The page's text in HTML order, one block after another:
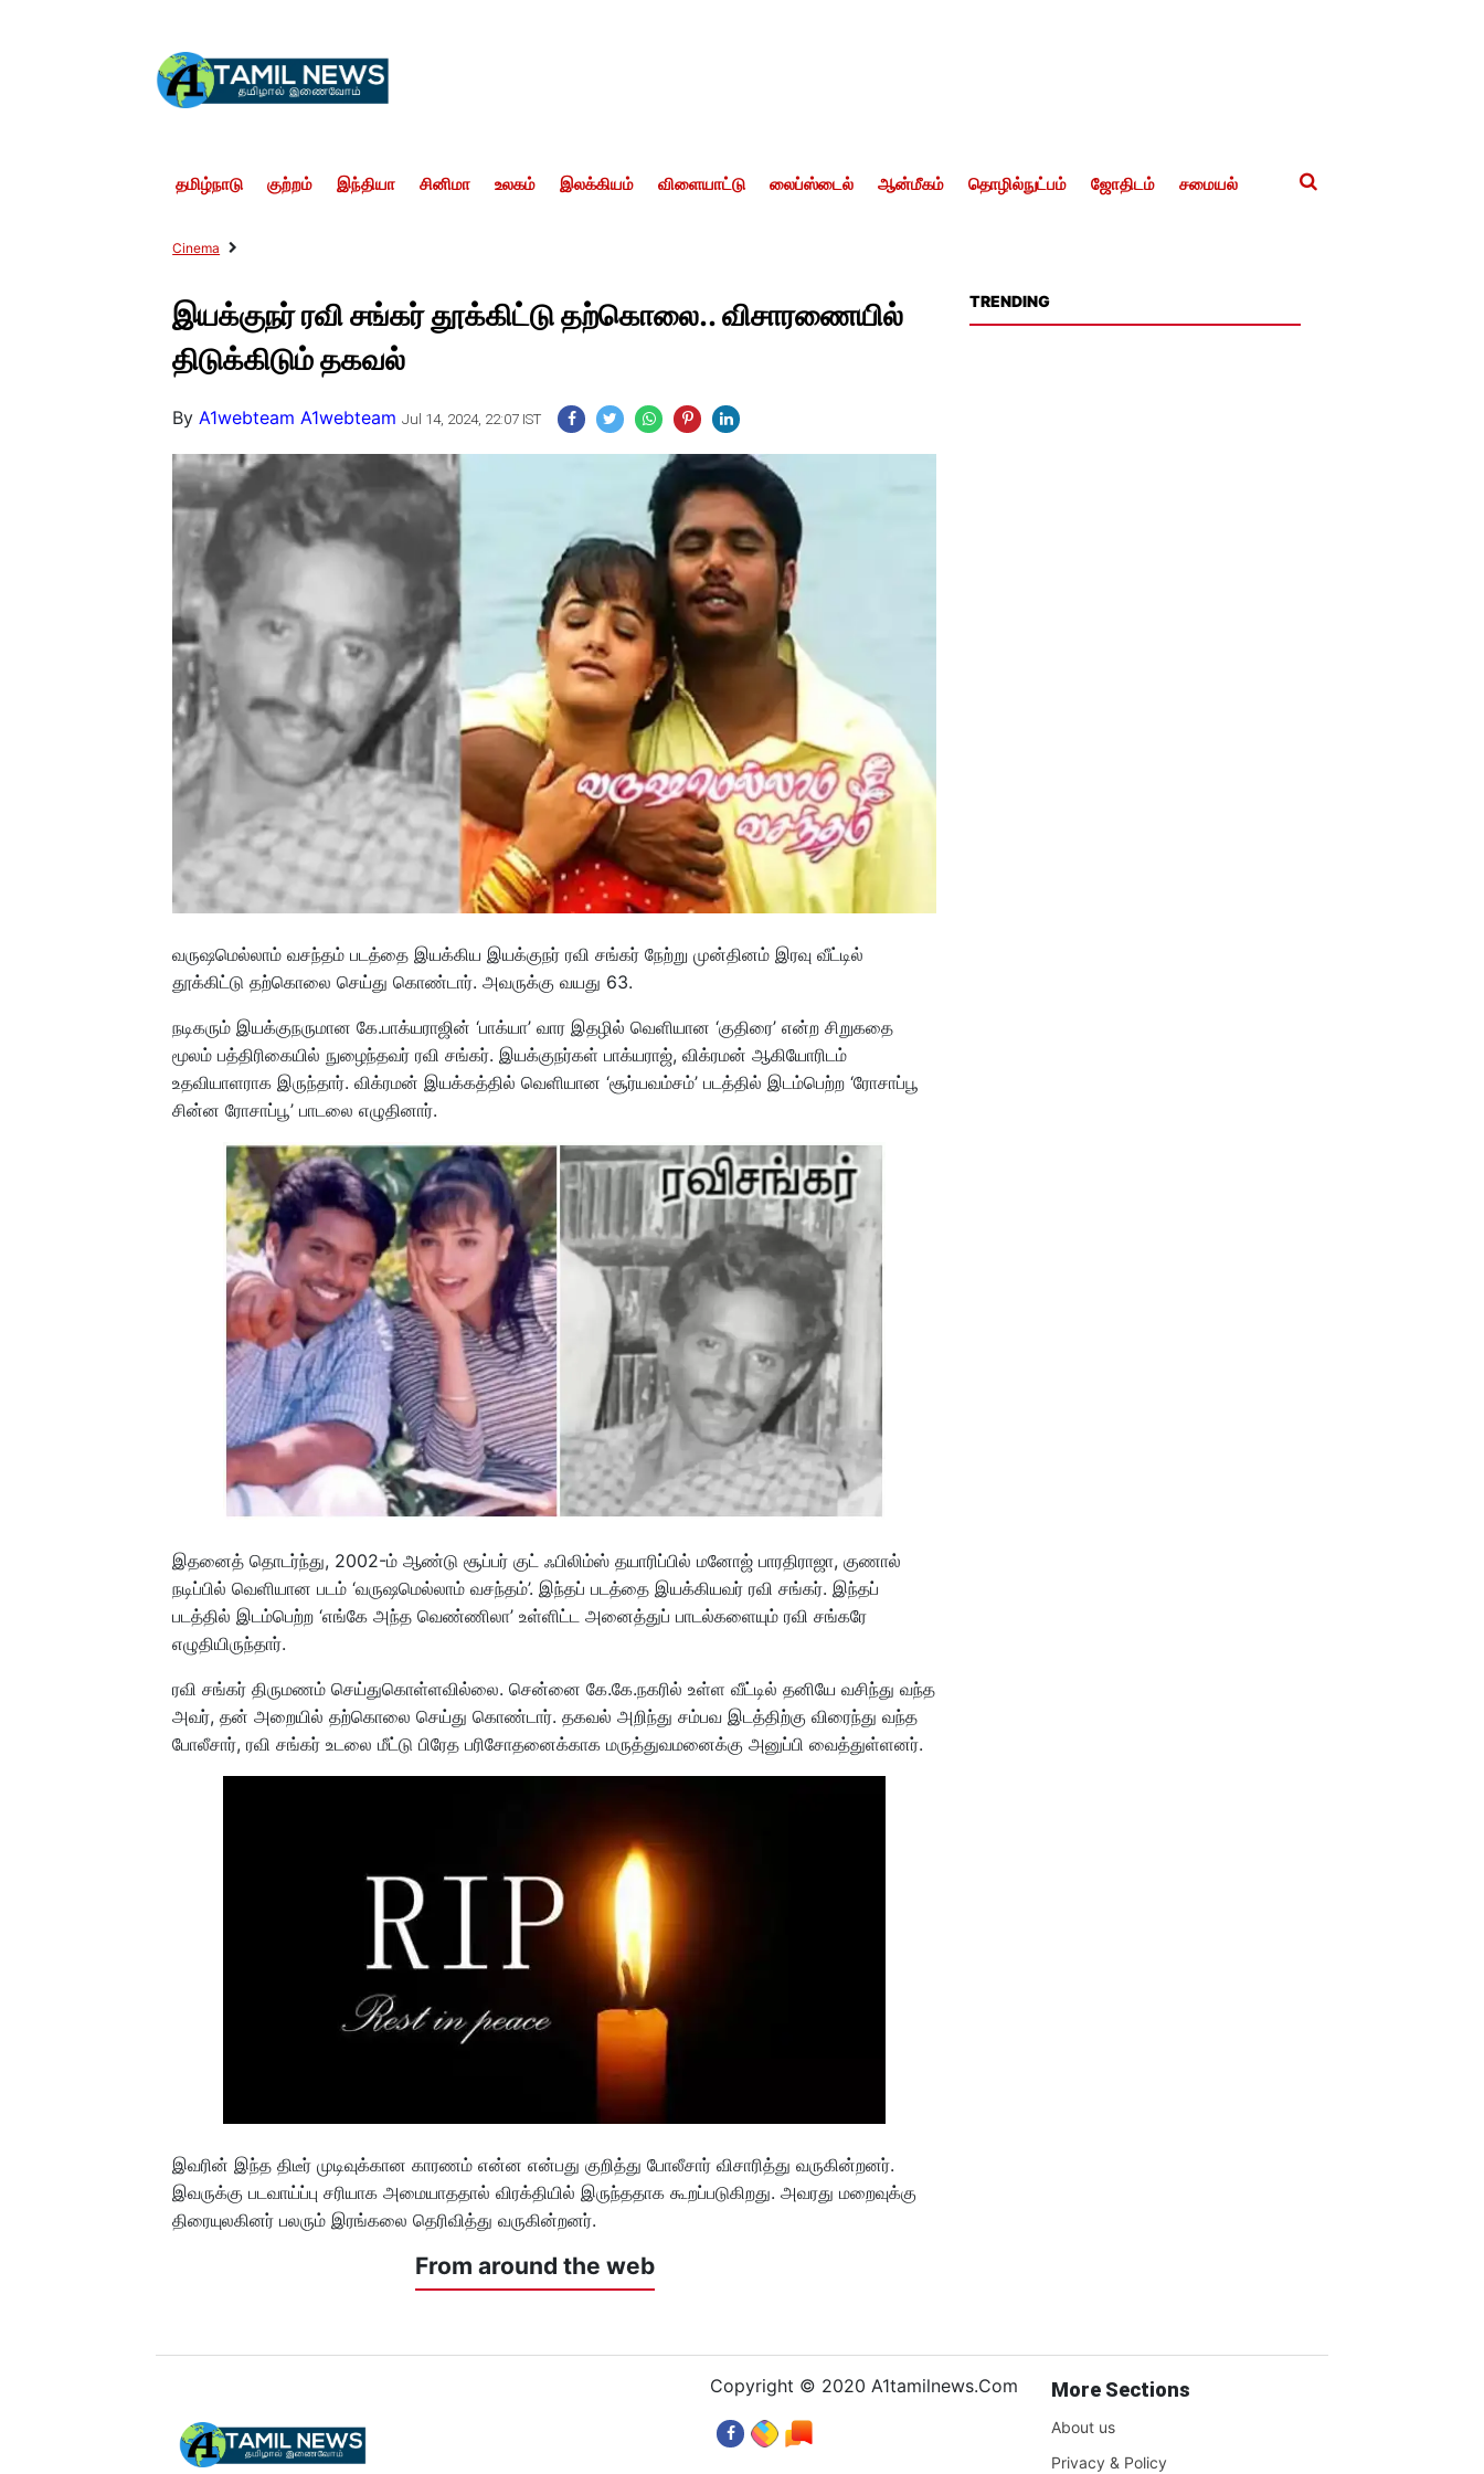
தமிழ்நாடு குற்றம் இந்தியா சினிமா உலகம் இலக்கியம் விளையாட்டு லைப்ஸ்டைல் ஆன்மீகம் தொழில்நுட்பம் ஜோதிடம் சமையல்
Cinema
இயக்குநர் ரவி சங்கர் தூக்கிட்டு தற்கொலை.. விசாரணையில்
திடுக்கிடும் தகவல்
ByA1webteam A1webteam Jul 14, 2024, 22:07 IST
வருஷமெல்லாம் வசந்தம் படத்தை இயக்கிய இயக்குநர் ரவி சங்கர் நேற்று முன்தினம் இரவு வீட்டில்
தூக்கிட்டு தற்கொலை செய்து கொண்டார். அவருக்கு வயது 63.
நடிகரும் இயக்குநருமான கே.பாக்யராஜின் ‘பாக்யா’ வார இதழில் வெளியான ‘குதிரை’ என்ற சிறுகதை
மூலம் பத்திரிகையில் நுழைந்தவர் ரவி சங்கர். இயக்குநர்கள் பாக்யராஜ், விக்ரமன் ஆகியோரிடம்
உதவியாளராக இருந்தார். விக்ரமன் இயக்கத்தில் வெளியான ‘சூர்யவம்சம்’ படத்தில் இடம்பெற்ற ‘ரோசாப்பூ
சின்ன ரோசாப்பூ’ பாடலை எழுதினார்.
இதனைத் தொடர்ந்து, 2002-ம் ஆண்டு சூப்பர் குட் ஃபிலிம்ஸ் தயாரிப்பில் மனோஜ் பாரதிராஜா, குணால்
நடிப்பில் வெளியான படம் ‘வருஷமெல்லாம் வசந்தம்’. இந்தப் படத்தை இயக்கியவர் ரவி சங்கர். இந்தப்
படத்தில் இடம்பெற்ற ‘எங்கே அந்த வெண்ணிலா’ உள்ளிட்ட அனைத்துப் பாடல்களையும் ரவி சங்கரே
எழுதியிருந்தார்.
ரவி சங்கர் திருமணம் செய்துகொள்ளவில்லை. சென்னை கே.கே.நகரில் உள்ள வீட்டில் தனியே வசிந்து வந்த
அவர், தன் அறையில் தற்கொலை செய்து கொண்டார். தகவல் அறிந்து சம்பவ இடத்திற்கு விரைந்து வந்த
போலீசார், ரவி சங்கர் உடலை மீட்டு பிரேத பரிசோதனைக்காக மருத்துவமனைக்கு அனுப்பி வைத்துள்ளனர்.
இவரின் இந்த திடீர் முடிவுக்கான காரணம் என்ன என்பது குறித்து போலீசார் விசாரித்து வருகின்றனர்.
இவருக்கு படவாய்ப்பு சரியாக அமையாததால் விரக்தியில் இருந்ததாக கூறப்படுகிறது. அவரது மறைவுக்கு
திரையுலகினர் பலரும் இரங்கலை தெரிவித்து வருகின்றனர்.
From around the web
TRENDING
Copyright © 2020 A1tamilnews.Com More Sections
About us
Privacy & Policy